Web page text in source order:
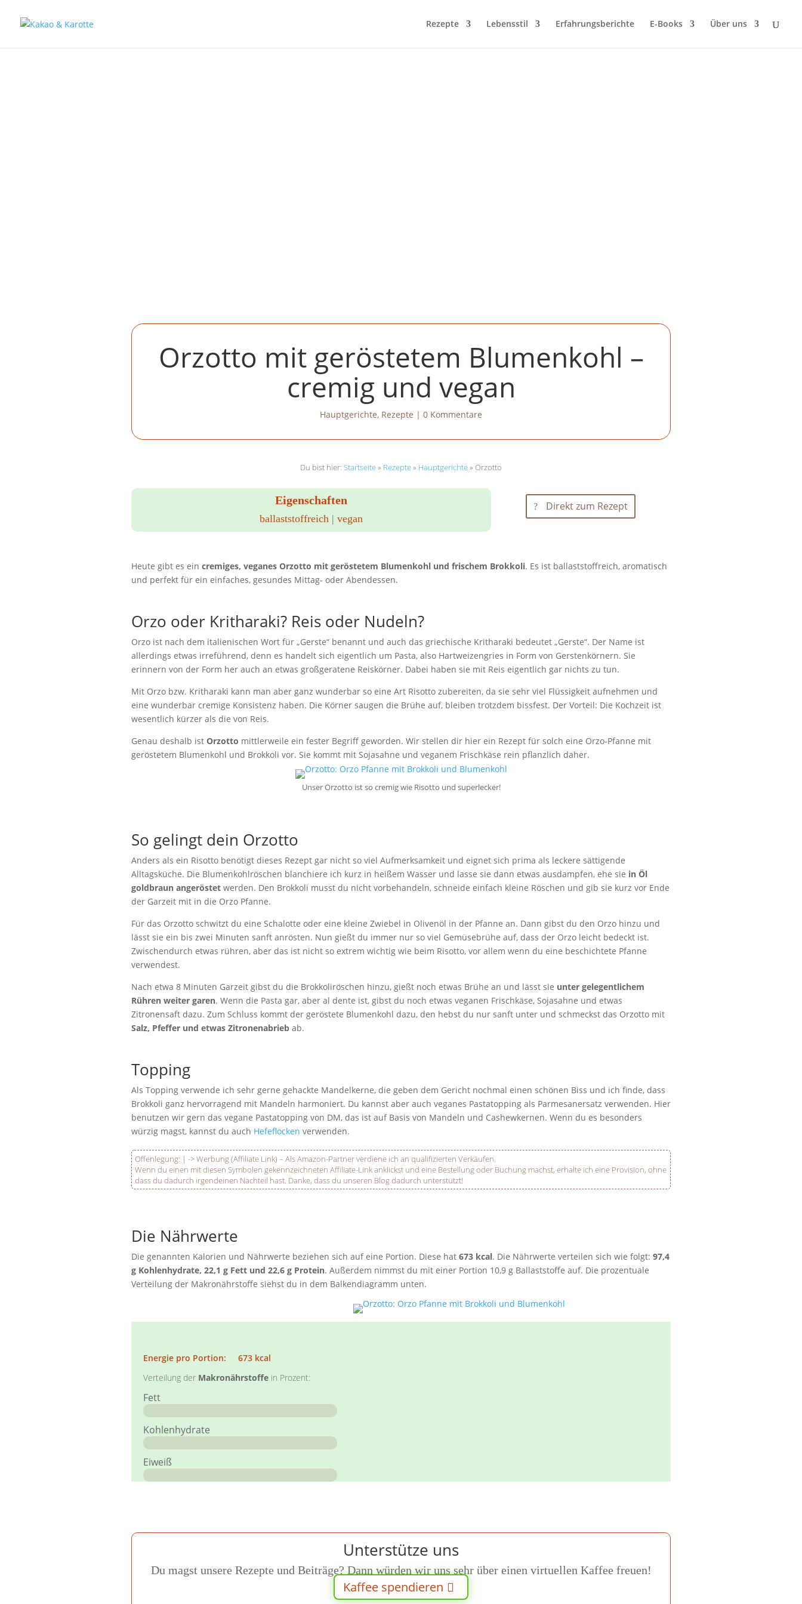
Rezepte Lebensstil Erfahrungsberichte E-Books Über uns
Orzotto mit geröstetem Blumenkohl –
cremig und vegan
Hauptgerichte, Rezepte | 0 Kommentare
Du bist hier: Startseite» Rezepte» Hauptgerichte» Orzotto
Eigenschaften
ballaststoffreich| vegan
Direkt zum Rezept
Heute gibt es ein cremiges, veganes Orzotto mit geröstetem Blumenkohl und frischem Brokkoli. Es ist ballaststoffreich, aromatisch
und perfekt für ein einfaches, gesundes Mittag- oder Abendessen.
Orzo oder Kritharaki? Reis oder Nudeln?
Orzo ist nach dem italienischen Wort für „Gerste“ benannt und auch das griechische Kritharaki bedeutet „Gerste“. Der Name ist
allerdings etwas irreführend, denn es handelt sich eigentlich um Pasta, also Hartweizengries in Form von Gerstenkörnern. Sie
erinnern von der Form her auch an etwas großgeratene Reiskörner. Dabei haben sie mit Reis eigentlich gar nichts zu tun.
Mit Orzo bzw. Kritharaki kann man aber ganz wunderbar so eine Art Risotto zubereiten, da sie sehr viel Flüssigkeit aufnehmen und
eine wunderbar cremige Konsistenz haben. Die Körner saugen die Brühe auf, bleiben trotzdem bissfest. Der Vorteil: Die Kochzeit ist
wesentlich kürzer als die von Reis.
Genau deshalb ist Orzotto mittlerweile ein fester Begriff geworden. Wir stellen dir hier ein Rezept für solch eine Orzo-Pfanne mit
geröstetem Blumenkohl und Brokkoli vor. Sie kommt mit Sojasahne und veganem Frischkäse rein pflanzlich daher.
Unser Orzotto ist so cremig wie Risotto und superlecker!
So gelingt dein Orzotto
Anders als ein Risotto benötigt dieses Rezept gar nicht so viel Aufmerksamkeit und eignet sich prima als leckere sättigende
Alltagsküche. Die Blumenkohlröschen blanchiere ich kurz in heißem Wasser und lasse sie dann etwas ausdampfen, ehe sie in Öl
goldbraun angeröstet werden. Den Brokkoli musst du nicht vorbehandeln, schneide einfach kleine Röschen und gib sie kurz vor Ende
der Garzeit mit in die Orzo Pfanne.
Für das Orzotto schwitzt du eine Schalotte oder eine kleine Zwiebel in Olivenöl in der Pfanne an. Dann gibst du den Orzo hinzu und
lässt sie ein bis zwei Minuten sanft anrösten. Nun gießt du immer nur so viel Gemüsebrühe auf, dass der Orzo leicht bedeckt ist.
Zwischendurch etwas rühren, aber das ist nicht so extrem wichtig wie beim Risotto, vor allem wenn du eine beschichtete Pfanne
verwendest.
Nach etwa 8 Minuten Garzeit gibst du die Brokkoliröschen hinzu, gießt noch etwas Brühe an und lässt sie unter gelegentlichem
Rühren weiter garen. Wenn die Pasta gar, aber al dente ist, gibst du noch etwas veganen Frischkäse, Sojasahne und etwas
Zitronensaft dazu. Zum Schluss kommt der geröstete Blumenkohl dazu, den hebst du nur sanft unter und schmeckst das Orzotto mit
Salz, Pfeffer und etwas Zitronenabrieb ab.
Topping
Als Topping verwende ich sehr gerne gehackte Mandelkerne, die geben dem Gericht nochmal einen schönen Biss und ich finde, dass
Brokkoli ganz hervorragend mit Mandeln harmoniert. Du kannst aber auch veganes Pastatopping als Parmesanersatz verwenden. Hier
benutzen wir gern das vegane Pastatopping von DM, das ist auf Basis von Mandeln und Cashewkernen. Wenn du es besonders
würzig magst, kannst du auch Hefeflocken verwenden.
Offenlegung: | -> Werbung (Affiliate Link) – Als Amazon-Partner verdiene ich an qualifizierten Verkäufen.
Wenn du einen mit diesen Symbolen gekennzeichneten Affiliate-Link anklickst und eine Bestellung oder Buchung machst, erhalte ich eine Provision, ohne
dass du dadurch irgendeinen Nachteil hast. Danke, dass du unseren Blog dadurch unterstützt!
Die Nährwerte
Die genannten Kalorien und Nährwerte beziehen sich auf eine Portion. Diese hat 673 kcal. Die Nährwerte verteilen sich wie folgt: 97,4
g Kohlenhydrate, 22,1 g Fett und 22,6 g Protein. Außerdem nimmst du mit einer Portion 10,9 g Ballaststoffe auf. Die prozentuale
Verteilung der Makronährstoffe siehst du in dem Balkendiagramm unten.
Energie pro Portion: 673 kcal
Verteilung der Makronährstoffe in Prozent:
Fett
Kohlenhydrate
Eiweiß
Unterstütze uns
Du magst unsere Rezepte und Beiträge? Dann würden wir uns sehr über einen virtuellen Kaffee freuen!
Kaffee spendieren